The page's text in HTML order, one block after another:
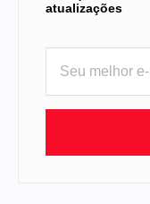
atualizações